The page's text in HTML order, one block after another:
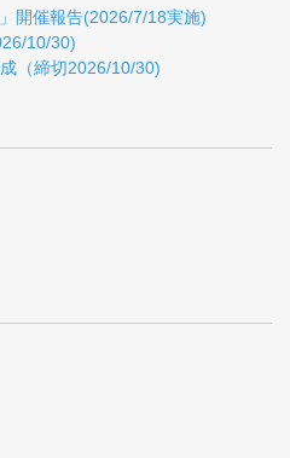
開催報告(2026/7/18実施)
10/30)
（締切2026/10/30)